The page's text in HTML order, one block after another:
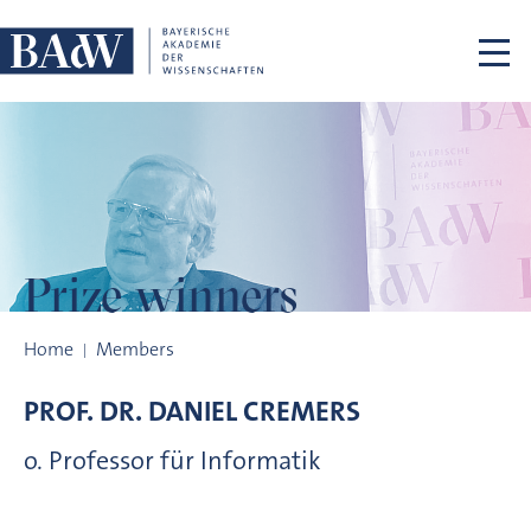
Prize winners
Home Members
PROF. DR. DANIELCREMERS
o. Professor für Informatik